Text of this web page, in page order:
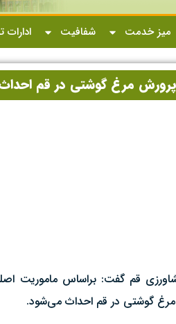
میز خدمت شفافیت ادارات
مرغ گوشتی در قم
قم گفت: براساس ماموریت
گوشتی در قم احداث می‌شود.